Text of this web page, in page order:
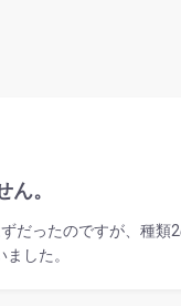
。
だったのですが、種類2
した。